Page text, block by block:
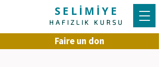
SELİMİYE
HAFIZLIK KURSU
Faire un don